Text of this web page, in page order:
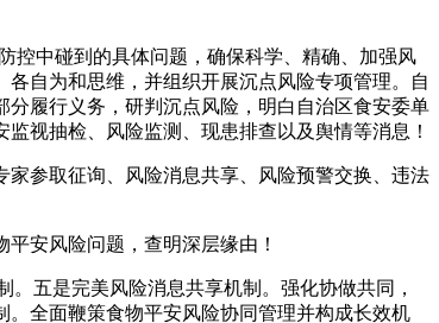
中碰到的具体问题，确保科学、精确、加强风
自为和思维，并组织开展沉点风险专项管理。自
履行义务，研判沉点风险，明白自治区食安委单
视抽检、风险监测、现患排查以及舆情等消息！
参取征询、风险消息共享、风险预警交换、违法
安风险问题，查明深层缘由！
五是完美风险消息共享机制。强化协做共同，
全面鞭策食物平安风险协同管理并构成长效机